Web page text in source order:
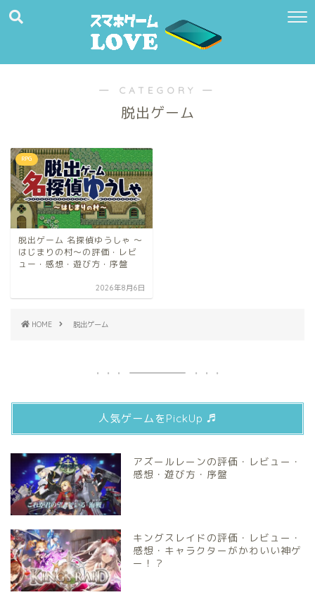
― CATEGORY ―
脱出ゲーム
RPG
脱出ゲーム 名探偵ゆうしゃ 〜
はじまりの村〜の評価・レビ
ュー・感想・遊び方・序盤
2026年8月6日
HOME 脱出ゲーム
人気ゲームをPickUp ♬
アズールレーンの評価・レビュー・
感想・遊び方・序盤
キングスレイドの評価・レビュー・
感想・キャラクターがかわいい神ゲ
ー！？